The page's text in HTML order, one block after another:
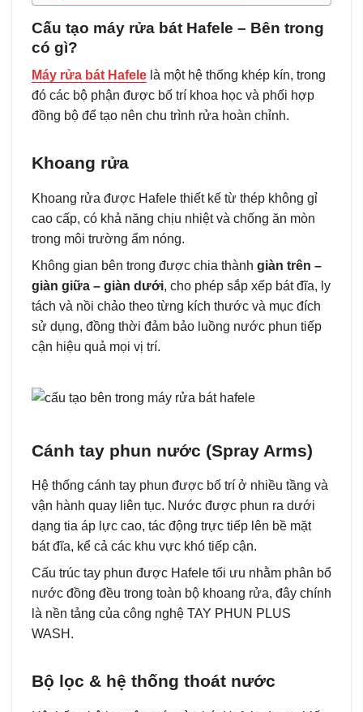
Cấu tạo máy rửa bát Hafele – Bên trong
có gì?
Máy rửa bát Hafele là một hệ thống khép kín, trong
đó các bộ phận được bố trí khoa học và phối hợp
đồng bộ để tạo nên chu trình rửa hoàn chỉnh.
Khoang rửa
Khoang rửa được Hafele thiết kế từ thép không gỉ
cao cấp, có khả năng chịu nhiệt và chống ăn mòn
trong môi trường ẩm nóng.
Không gian bên trong được chia thành giàn trên –
giàn giữa – giàn dưới, cho phép sắp xếp bát đĩa, ly
tách và nồi chảo theo từng kích thước và mục đích
sử dụng, đồng thời đảm bảo luồng nước phun tiếp
cận hiệu quả mọi vị trí.
Cánh tay phun nước (Spray Arms)
Hệ thống cánh tay phun được bố trí ở nhiều tầng và
vận hành quay liên tục. Nước được phun ra dưới
dạng tia áp lực cao, tác động trực tiếp lên bề mặt
bát đĩa, kể cả các khu vực khó tiếp cận.
Cấu trúc tay phun được Hafele tối ưu nhằm phân bổ
nước đồng đều trong toàn bộ khoang rửa, đây chính
là nền tảng của công nghệ TAY PHUN PLUS
WASH.
Bộ lọc & hệ thống thoát nước